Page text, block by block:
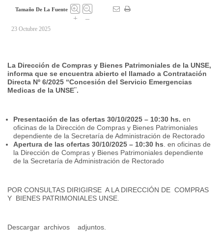
Tamaño De La Fuente
+ –
23 Octubre 2025
La Dirección de Compras y Bienes Patrimoniales de la UNSE,
informa que se encuentra abierto el llamado a Contratación
Directa Nº 6/2025 “Concesión del Servicio Emergencias
Medicas de la UNSE¨.
Presentación de las ofertas 30/10/2025 – 10:30 hs. en
oficinas de la Dirección de Compras y Bienes Patrimoniales
dependiente de la Secretaría de Administración de Rectorado
Apertura de las ofertas 30/10/2025 – 10:30 hs . en oficinas de
la Dirección de Compras y Bienes Patrimoniales dependiente
de la Secretaría de Administración de Rectorado
POR CONSULTAS DIRIGIRSE A LA DIRECCIÓN DE COMPRAS
Y BIENES PATRIMONIALES UNSE.
Descargar archivos adjuntos.